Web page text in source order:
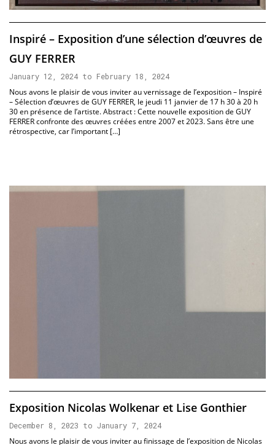
Inspiré – Exposition d’une sélection d’œuvres de
GUY FERRER
January 12, 2024 to February 18, 2024
Nous avons le plaisir de vous inviter au vernissage de l’exposition – Inspiré
– Sélection d’œuvres de GUY FERRER, le jeudi 11 janvier de 17 h 30 à 20 h
30 en présence de l’artiste. Abstract : Cette nouvelle exposition de GUY
FERRER confronte des œuvres créées entre 2007 et 2023. Sans être une
rétrospective, car l’important […]
Exposition Nicolas Wolkenar et Lise Gonthier
December 8, 2023 to January 7, 2024
Nous avons le plaisir de vous inviter au finissage de l’exposition de Nicolas